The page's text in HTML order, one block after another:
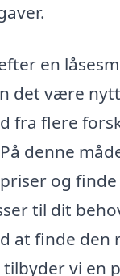
en
det være
fra flere
denne
og
til dit
at finde den
vi en